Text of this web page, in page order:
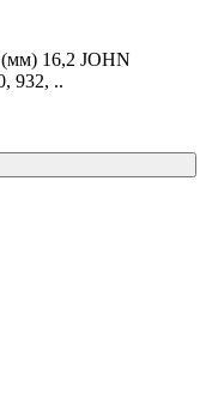
(мм) 16,2 JOHN
932, ..